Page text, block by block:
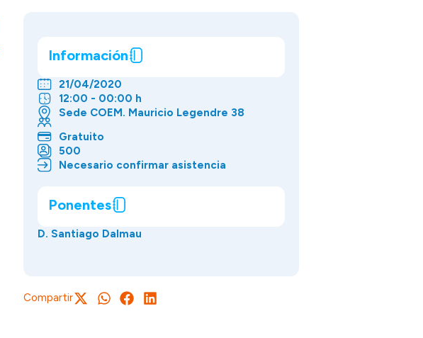
Información
21/04/2020
12:00 - 00:00 h
Sede COEM. Mauricio Legendre 38
Gratuito
500
Necesario confirmar asistencia
Ponentes
D. Santiago Dalmau
Compartir